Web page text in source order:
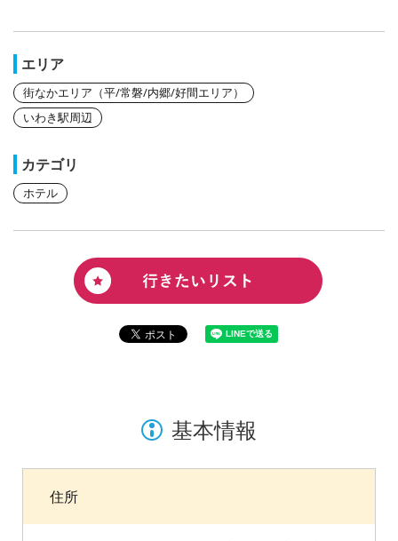
エリア
街なかエリア（平/常磐/内郷/好間エリア）
いわき駅周辺
カテゴリ
ホテル
基本情報
住所